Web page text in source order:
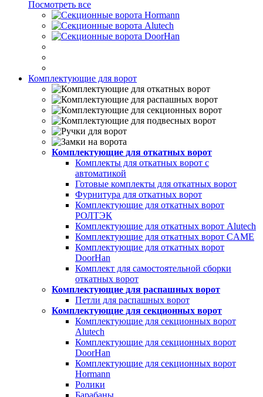
Посмотреть все
Комплектующие для ворот
Комплектующие для откатных ворот
Комплекты для откатных ворот с
автоматикой
Готовые комплекты для откатных ворот
Фурнитура для откатных ворот
Комплектующие для откатных ворот
РОЛТЭК
Комплектующие для откатных ворот Alutech
Комплектующие для откатных ворот CAME
Комплектующие для откатных ворот
DoorHan
Комплект для самостоятельной сборки
откатных ворот
Комплектующие для распашных ворот
Петли для распашных ворот
Комплектующие для секционных ворот
Комплектующие для секционных ворот
Alutech
Комплектующие для секционных ворот
DoorHan
Комплектующие для секционных ворот
Hormann
Ролики